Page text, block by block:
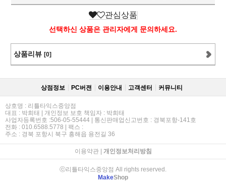
관심상품
선택하신 상품은 관리자에게 문의하세요.
상품리뷰 [0]
상점정보 PC버젼 이용안내 고객센터 커뮤니티
상호명 : 리틀타익스중앙점
대표 : 박희태 | 개인정보 보호 책임자 : 박희태
사업자등록번호 :506-05-55444 | 통신판매업신고번호 : 경북포항-141호
전화 : 010.6588.5778 | 팩스 :
주소 : 경북 포항시 북구 흥해읍 용전길 36
이용약관| 개인정보처리방침
ⓒ리틀타익스중앙점 All rights reserved.
MakeShop